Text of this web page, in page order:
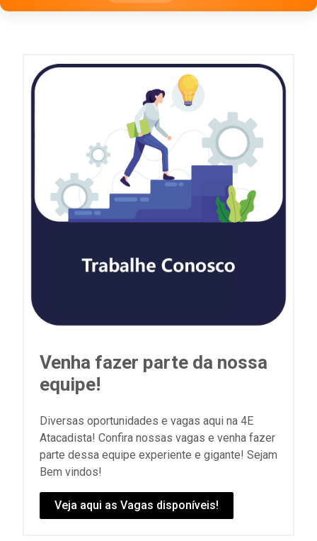
Venha fazer parte da nossa
equipe!
Diversas oportunidades e vagas aqui na 4E
Atacadista! Confira nossas vagas e venha fazer
parte dessa equipe experiente e gigante! Sejam
Bem vindos!
Veja aqui as Vagas disponíveis!